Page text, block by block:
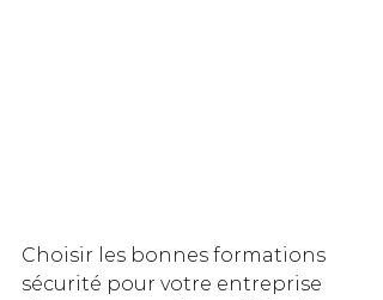
Choisir les bonnes formations
sécurité pour votre entreprise